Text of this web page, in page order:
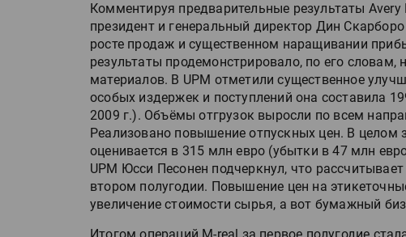
Комментируя предварительные результаты Avery
президент и генеральный директор Дин
росте продаж и существенном наращивании
результаты продемонстрировало, по его
материалов. В UPM отметили существенное
особых издержек и поступлений она составила
2009 г.). Объёмы отгрузок выросли по всем
Реализовано повышение отпускных цен. В целом
оценивается в 315 млн евро (убытки в 47 млн
UPM Юсси Песонен подчеркнул, что
втором полугодии. Повышение цен на
увеличение стоимости сырья, а вот бумажный